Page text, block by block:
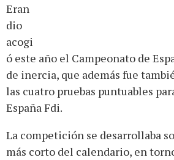
Eran
dio
acogi
ó este año el Campeonato de
de inercia, que además fue
las cuatro pruebas puntuables
España Fdi.
La competición se desarrollaba
más corto del calendario, en